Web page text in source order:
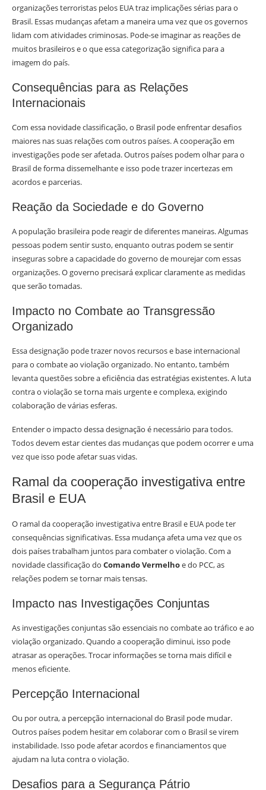
organizações terroristas pelos EUA traz implicações sérias para o
Brasil. Essas mudanças afetam a maneira uma vez que os governos
lidam com atividades criminosas. Pode-se imaginar as reações de
muitos brasileiros e o que essa categorização significa para a
imagem do país.
Consequências para as Relações
Internacionais
Com essa novidade classificação, o Brasil pode enfrentar desafios
maiores nas suas relações com outros países. A cooperação em
investigações pode ser afetada. Outros países podem olhar para o
Brasil de forma dissemelhante e isso pode trazer incertezas em
acordos e parcerias.
Reação da Sociedade e do Governo
A população brasileira pode reagir de diferentes maneiras. Algumas
pessoas podem sentir susto, enquanto outras podem se sentir
inseguras sobre a capacidade do governo de mourejar com essas
organizações. O governo precisará explicar claramente as medidas
que serão tomadas.
Impacto no Combate ao Transgressão
Organizado
Essa designação pode trazer novos recursos e base internacional
para o combate ao violação organizado. No entanto, também
levanta questões sobre a eficiência das estratégias existentes. A luta
contra o violação se torna mais urgente e complexa, exigindo
colaboração de várias esferas.
Entender o impacto dessa designação é necessário para todos.
Todos devem estar cientes das mudanças que podem ocorrer e uma
vez que isso pode afetar suas vidas.
Ramal da cooperação investigativa entre
Brasil e EUA
O ramal da cooperação investigativa entre Brasil e EUA pode ter
consequências significativas. Essa mudança afeta uma vez que os
dois países trabalham juntos para combater o violação. Com a
novidade classificação do Comando Vermelhoe do PCC, as
relações podem se tornar mais tensas.
Impacto nas Investigações Conjuntas
As investigações conjuntas são essenciais no combate ao tráfico e ao
violação organizado. Quando a cooperação diminui, isso pode
atrasar as operações. Trocar informações se torna mais difícil e
menos eficiente.
Percepção Internacional
Ou por outra, a percepção internacional do Brasil pode mudar.
Outros países podem hesitar em colaborar com o Brasil se virem
instabilidade. Isso pode afetar acordos e financiamentos que
ajudam na luta contra o violação.
Desafios para a Segurança Pátrio